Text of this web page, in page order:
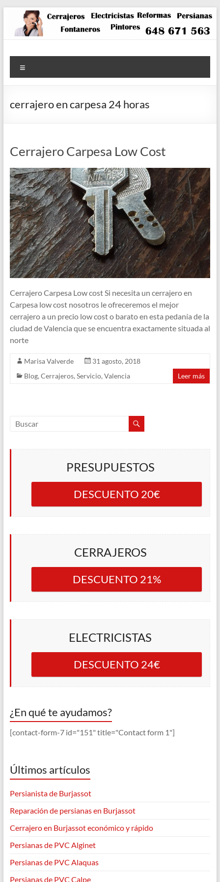
contenido
cerrajero en carpesa 24 horas
Cerrajero Carpesa Low Cost
Cerrajero Carpesa Low cost Si necesita un cerrajero en
Carpesa low cost nosotros le ofreceremos el mejor
cerrajero a un precio low cost o barato en esta pedanía de la
ciudad de Valencia que se encuentra exactamente situada al
norte
Marisa Valverde
31 agosto, 2018
Blog, Cerrajeros, Servicio, Valencia Leer más
PRESUPUESTOS
DESCUENTO 20€
CERRAJEROS
DESCUENTO 21%
ELECTRICISTAS
DESCUENTO 24€
¿En qué te ayudamos?
[contact-form-7 id="151" title="Contact form 1"]
Últimos artículos
Persianista de Burjassot
Reparación de persianas en Burjassot
Cerrajero en Burjassot económico y rápido
Persianas de PVC Alginet
Persianas de PVC Alaquas
Persianas de PVC Calpe